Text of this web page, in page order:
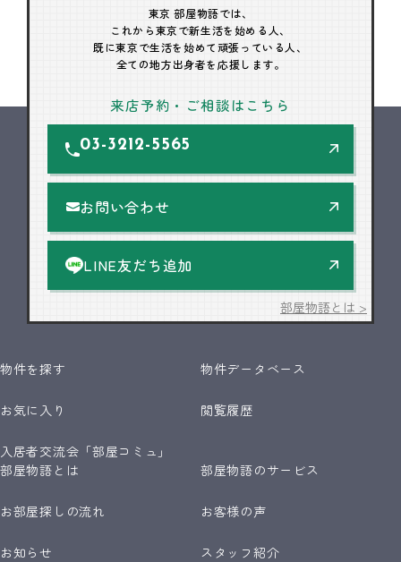
東京 部屋物語では、
これから東京で新生活を始める人、
既に東京で生活を始めて頑張っている人、
全ての地方出身者を応援します。
来店予約・ご相談はこちら
03-3212-5565
お問い合わせ
LINE友だち追加
部屋物語とは >
物件を探す 物件データベース
お気に入り 閲覧履歴
入居者交流会「部屋コミュ」
部屋物語とは
部屋物語のサービス
お部屋探しの流れ お客様の声
お知らせ スタッフ紹介